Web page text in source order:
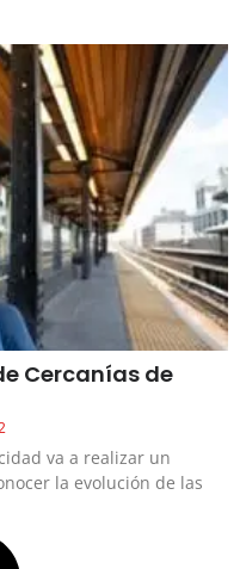
Cercanías de
va a realizar un
la evolución de las